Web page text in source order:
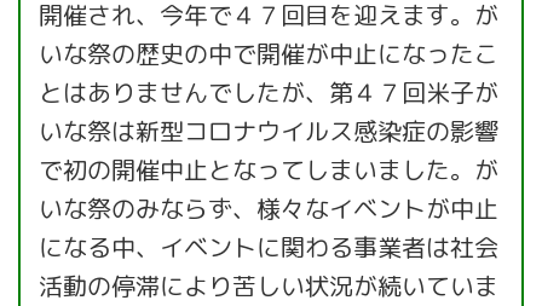
開催され、今年で４７回目を迎えます。が
いな祭の歴史の中で開催が中止になったこ
とはありませんでしたが、第４７回米子が
いな祭は新型コロナウイルス感染症の影響
で初の開催中止となってしまいました。が
いな祭のみならず、様々なイベントが中止
になる中、イベントに関わる事業者は社会
活動の停滞により苦しい状況が続いていま